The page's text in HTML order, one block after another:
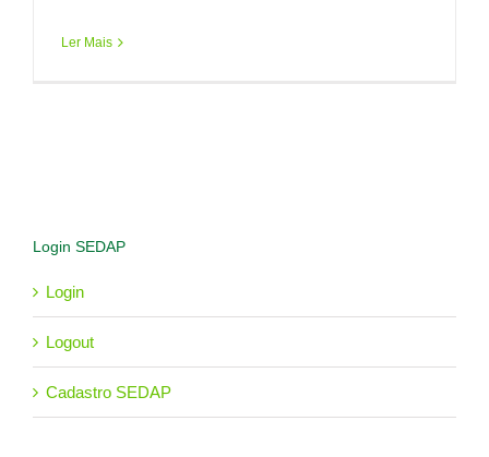
Ler Mais
Login SEDAP
Login
Logout
Cadastro SEDAP